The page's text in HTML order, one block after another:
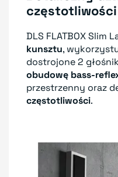
częstotliwości
DLS FLATBOX Slim
kunsztu,
dostrojone 2
obudowę bass-
przestrzenny oraz
częstotliwości.